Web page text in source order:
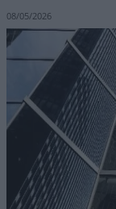
08/05/2026